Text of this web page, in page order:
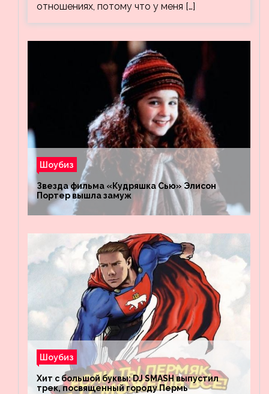
отношениях, потому что у меня […]
Шоубиз
Звезда фильма «Кудряшка Сью» Элисон
Портер вышла замуж
Шоубиз
Хит с большой буквы: DJ SMASH выпустил
трек, посвященный городу Пермь